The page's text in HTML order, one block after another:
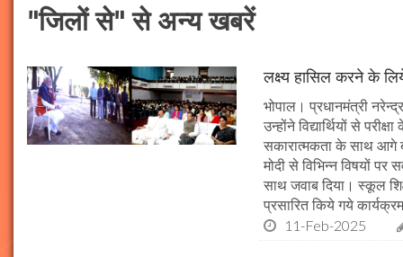
"जिलों से" से अन्य खबरें
लक्ष्य हासिल करने के
भोपाल। प्रधानमंत्री नरेन्द्र
उन्होंने विद्यार्थियों से
सकारात्मकता के साथ आगे
मोदी से विभिन्न विषयों
साथ जवाब दिया। स्कूल
प्रसारित किये गये
11-Feb-2025